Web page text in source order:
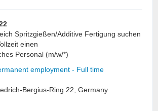
Spritzgießen/Additive Fertigung suchen
einen
Personal (m/w/*)
employment - Full time
Bergius-Ring 22, Germany